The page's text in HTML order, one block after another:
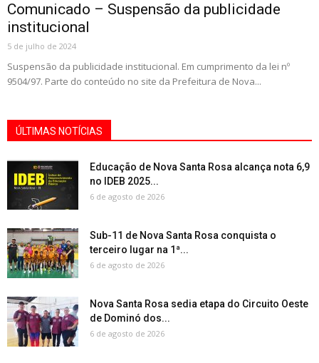
Comunicado – Suspensão da publicidade
institucional
5 de julho de 2024
Suspensão da publicidade institucional. Em cumprimento da lei nº
9504/97. Parte do conteúdo no site da Prefeitura de Nova...
ÚLTIMAS NOTÍCIAS
Educação de Nova Santa Rosa alcança nota 6,9
no IDEB 2025...
6 de agosto de 2026
Sub-11 de Nova Santa Rosa conquista o
terceiro lugar na 1ª...
6 de agosto de 2026
Nova Santa Rosa sedia etapa do Circuito Oeste
de Dominó dos...
6 de agosto de 2026